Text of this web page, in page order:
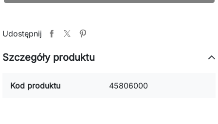
Udostępnij
Szczegóły produktu
Kod produktu 45806000